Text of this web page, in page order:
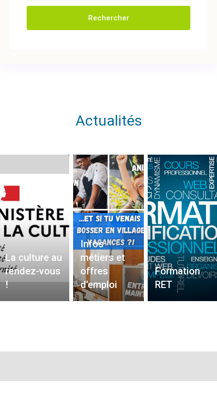
Rechercher
Actualités
La culture au
rendez-vous
!
Infos
métiers et
offres
d’emploi
Formation
RET